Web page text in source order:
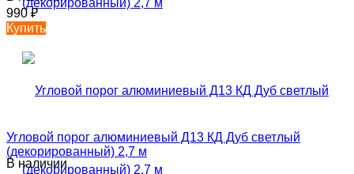
990 ₽
Купить
Угловой порог алюминиевый Д13 КД Дуб светлый
(декорированный) 2,7 м
В наличии